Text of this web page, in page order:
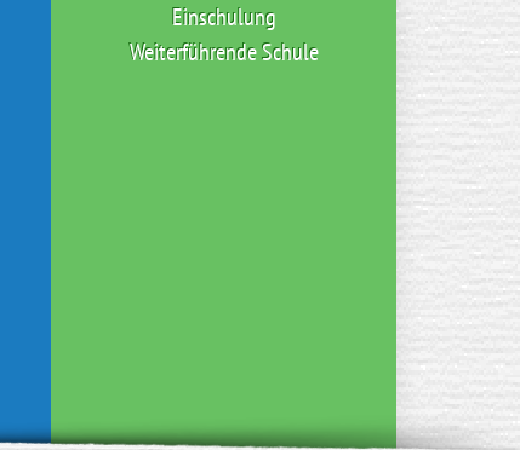
Einschulung
Weiterführende Schule